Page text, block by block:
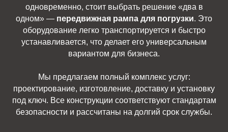
одновременно, стоит выбрать решение «два в
одном» — передвижная рампа для погрузки. Это
оборудование легко транспортируется и быстро
устанавливается, что делает его универсальным
вариантом для бизнеса.
Мы предлагаем полный комплекс услуг:
проектирование, изготовление, доставку и установку
под ключ. Все конструкции соответствуют стандартам
безопасности и рассчитаны на долгий срок службы.